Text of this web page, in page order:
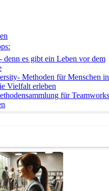
denn es gibt ein Leben vor dem
Methoden für Menschen in
Vielfalt erleben
für